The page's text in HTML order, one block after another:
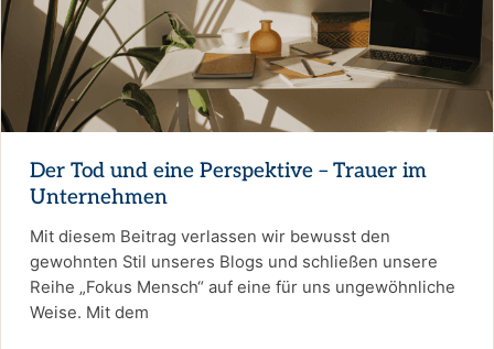
Der Tod und eine Perspektive – Trauer im
Unternehmen
Mit diesem Beitrag verlassen wir bewusst den
gewohnten Stil unseres Blogs und schließen unsere
Reihe „Fokus Mensch“ auf eine für uns ungewöhnliche
Weise. Mit dem